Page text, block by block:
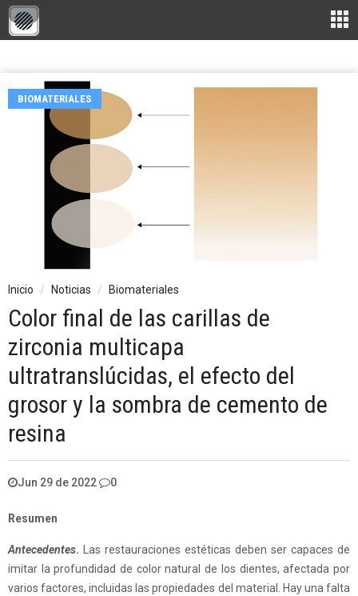
BIOMATERIALES
Inicio Noticias Biomateriales
Color final de las carillas de
zirconia multicapa
ultratranslúcidas, el efecto del
grosor y la sombra de cemento de
resina
Jun 29 de 2022 0
Resumen
Antecedentes. Las restauraciones estéticas deben ser capaces de
imitar la profundidad de color natural de los dientes, afectada por
varios factores, incluidas las propiedades del material. Hay una falta